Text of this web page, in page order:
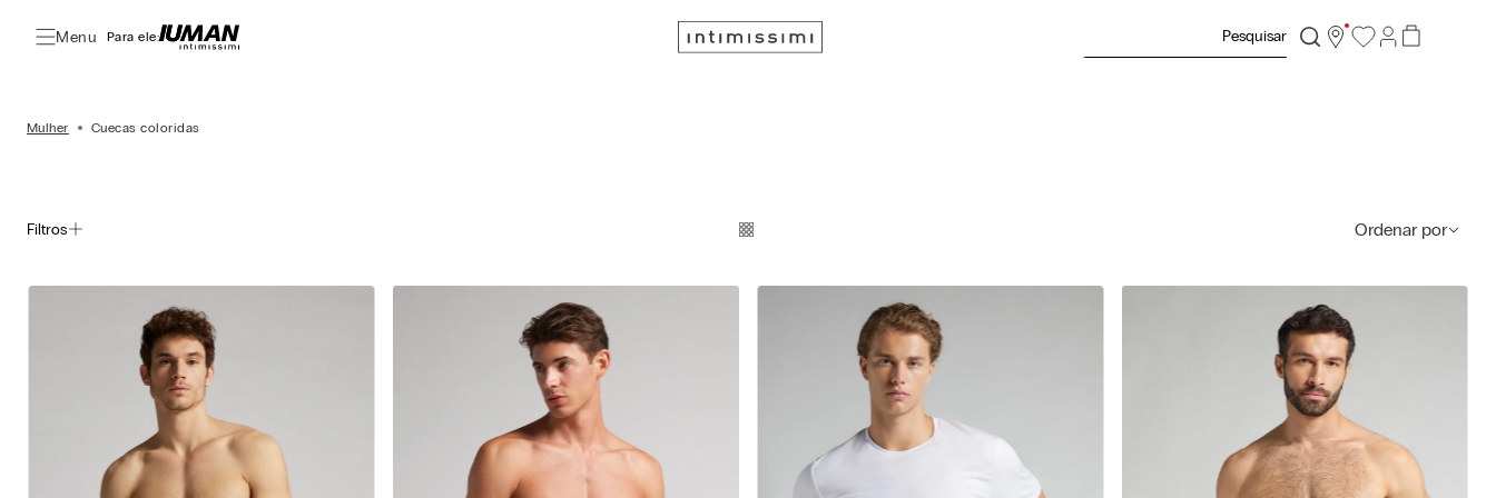
Menu Para ele:
Mulher Cuecas coloridas
Filtros Ordenar por